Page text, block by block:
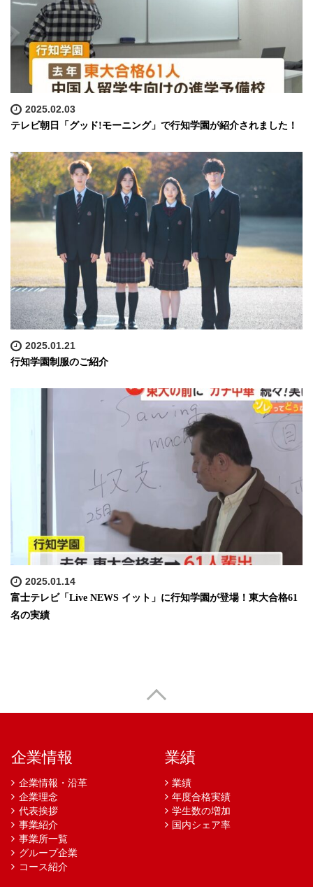
2025.02.03
テレビ朝日「グッド!モーニング」で行知学園が紹介されました！
2025.01.21
行知学園制服のご紹介
2025.01.14
富士テレビ「Live NEWS イット」に行知学園が登場！東大合格61
名の実績
企業情報
企業情報・沿革
企業理念
代表挨拶
事業紹介
事業所一覧
グループ企業
コース紹介
業績
業績
年度合格実績
学生数の増加
国内シェア率